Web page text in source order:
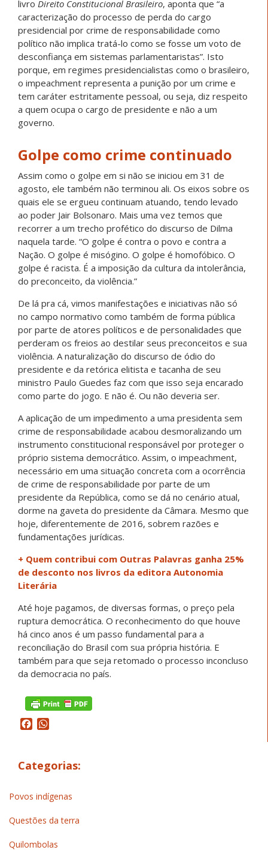
livro Direito Constitucional Brasileiro, aponta que “a
caracterização do processo de perda do cargo
presidencial por crime de responsabilidade como
político não implica tratá-lo como se fosse um voto de
desconfiança em sistemas parlamentaristas”. Isto
porque, em regimes presidencialistas como o brasileiro,
o impeachment representa a punição por um crime e
tem caráter estritamente pessoal, ou seja, diz respeito
a quem ocupa o cargo de presidente e não a um
governo.
Golpe como crime continuado
Assim como o golpe em si não se iniciou em 31 de
agosto, ele também não terminou ali. Os eixos sobre os
quais ele se ergueu continuam atuando, tendo levado
ao poder Jair Bolsonaro. Mais uma vez temos que
recorrer a um trecho profético do discurso de Dilma
naquela tarde. “O golpe é contra o povo e contra a
Nação. O golpe é misógino. O golpe é homofóbico. O
golpe é racista. É a imposição da cultura da intolerância,
do preconceito, da violência.”
De lá pra cá, vimos manifestações e iniciativas não só
no campo normativo como também de forma pública
por parte de atores políticos e de personalidades que
perderam os freios ao destilar seus preconceitos e sua
violência. A naturalização do discurso de ódio do
presidente e da retórica elitista e tacanha de seu
ministro Paulo Guedes faz com que isso seja encarado
como parte do jogo. E não é. Ou não deveria ser.
A aplicação de um impedimento a uma presidenta sem
crime de responsabilidade acabou desmoralizando um
instrumento constitucional responsável por proteger o
próprio sistema democrático. Assim, o impeachment,
necessário em uma situação concreta com a ocorrência
de crime de responsabilidade por parte de um
presidente da República, como se dá no cenário atual,
dorme na gaveta do presidente da Câmara. Mesmo que
hoje, diferentemente de 2016, sobrem razões e
fundamentações jurídicas.
+ Quem contribui com Outras Palavras ganha 25%
de desconto nos livros da editora Autonomia
Literária
Até hoje pagamos, de diversas formas, o preço pela
ruptura democrática. O reconhecimento do que houve
há cinco anos é um passo fundamental para a
reconciliação do Brasil com sua própria história. E
também para que seja retomado o processo inconcluso
da democracia no país.
Facebook
Categorias:
Povos indígenas
Questões da terra
Quilombolas